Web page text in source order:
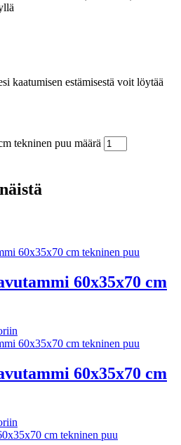
kaatumisen estämisestä voit löytää
tekninen puu määrä
60x35x70 cm
60x35x70 cm